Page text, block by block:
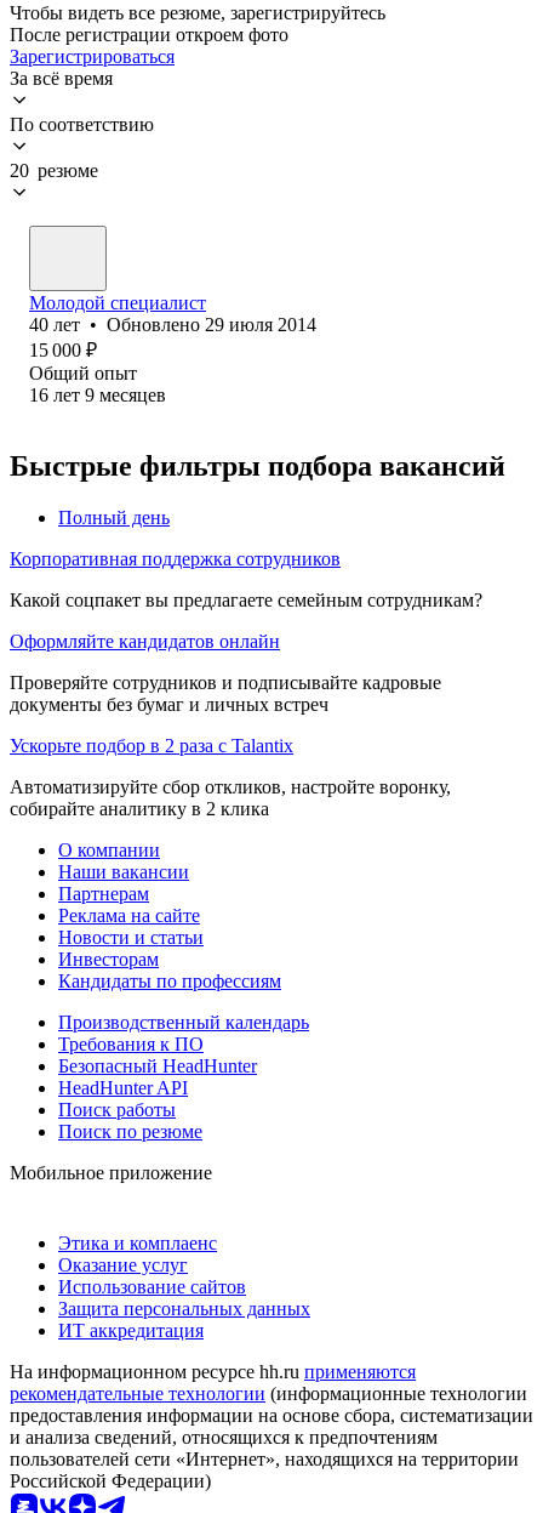
Чтобы видеть все резюме, зарегистрируйтесь
После регистрации откроем фото
Зарегистрироваться
За всё время
По соответствию
20 резюме
Молодой специалист
40 лет • Обновлено 29 июля 2014
15 000 ₽
Общий опыт
16 лет 9 месяцев
Быстрые фильтры подбора вакансий
Полный день
Корпоративная поддержка сотрудников
Какой соцпакет вы предлагаете семейным сотрудникам?
Оформляйте кандидатов онлайн
Проверяйте сотрудников и подписывайте кадровые
документы без бумаг и личных встреч
Ускорьте подбор в 2 раза с Talantix
Автоматизируйте сбор откликов, настройте воронку,
собирайте аналитику в 2 клика
О компании
Наши вакансии
Партнерам
Реклама на сайте
Новости и статьи
Инвесторам
Кандидаты по профессиям
Производственный календарь
Требования к ПО
Безопасный HeadHunter
HeadHunter API
Поиск работы
Поиск по резюме
Мобильное приложение
Этика и комплаенс
Оказание услуг
Использование сайтов
Защита персональных данных
ИТ аккредитация
На информационном ресурсе hh.ru применяются
рекомендательные технологии (информационные технологии
предоставления информации на основе сбора, систематизации
и анализа сведений, относящихся к предпочтениям
пользователей сети «Интернет», находящихся на территории
Российской Федерации)